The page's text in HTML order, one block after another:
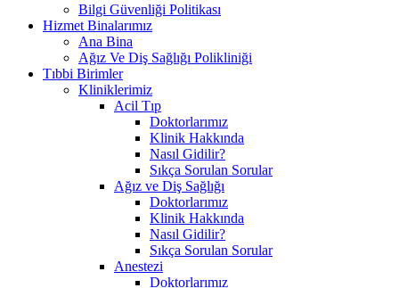
Bilgi Güvenliği Politikası
Hizmet Binalarımız
Ana Bina
Ağız Ve Diş Sağlığı Polikliniği
Tıbbi Birimler
Kliniklerimiz
Acil Tıp
Doktorlarımız
Klinik Hakkında
Nasıl Gidilir?
Sıkça Sorulan Sorular
Ağız ve Diş Sağlığı
Doktorlarımız
Klinik Hakkında
Nasıl Gidilir?
Sıkça Sorulan Sorular
Anestezi
Doktorlarımız